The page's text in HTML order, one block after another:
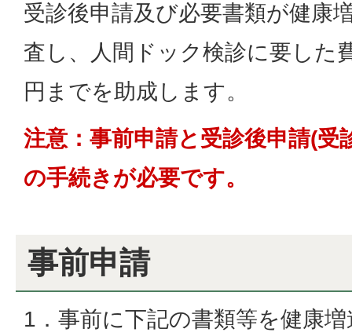
受診後申請及び必要書類が健康
査し、人間ドック検診に要した
円までを助成します。
注意：事前申請と受診後申請(受
の手続きが必要です。
事前申請
1．事前に下記の書類等を健康